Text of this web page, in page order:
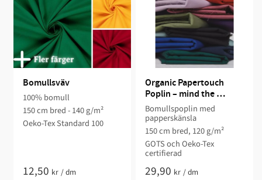
Bomullsväv
100% bomull
150 cm bred - 140 g/m²
Oeko-Tex Standard 100
12,50 kr /dm
Organic Papertouch
Poplin – mind the
MAKER, ekologisk
bomull
Bomullspoplin med
papperskänsla
150 cm bred, 120 g/m²
GOTS och Oeko-Tex
certifierad
29,90 kr /dm